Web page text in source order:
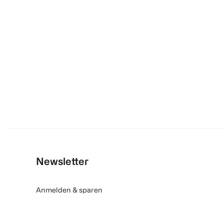
Newsletter
Anmelden & sparen